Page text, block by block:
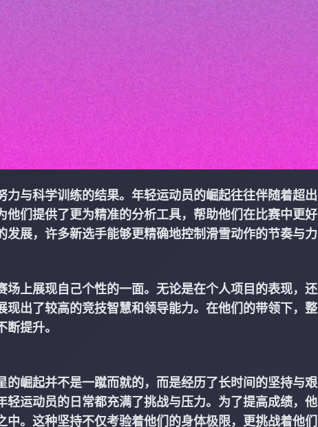
与科学训练的结果。年轻运动员的崛起往往伴随着超出
他们提供了更为精准的分析工具，帮助他们在比赛中更好
展，许多新选手能够更精确地控制滑雪动作的节奏与力
上展现自己个性的一面。无论是在个人项目的表现，还
出了较高的竞技智慧和领导能力。在他们的带领下，整
提升。
崛起并不是一蹴而就的，而是经历了长时间的坚持与艰
运动员的日常都充满了挑战与压力。为了提高成绩，他
。这种坚持不仅考验着他们的身体极限，更挑战着他们